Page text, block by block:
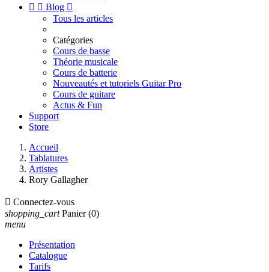
  Blog 
Tous les articles
Catégories
Cours de basse
Théorie musicale
Cours de batterie
Nouveautés et tutoriels Guitar Pro
Cours de guitare
Actus & Fun
Support
Store
Accueil
Tablatures
Artistes
Rory Gallagher
 Connectez-vous
shopping_cart Panier (0)
menu
Présentation
Catalogue
Tarifs